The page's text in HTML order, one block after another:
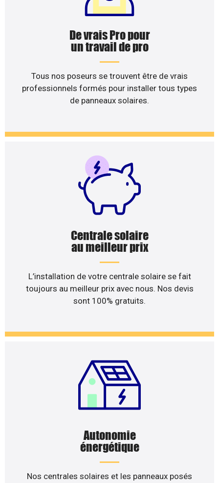
De vrais Pro pour
un travail de pro
Tous nos poseurs se trouvent être de vrais
professionnels formés pour installer tous types
de panneaux solaires.
Centrale solaire
au meilleur prix
L’installation de votre centrale solaire se fait
toujours au meilleur prix avec nous. Nos devis
sont 100% gratuits.
Autonomie
énergétique
Nos centrales solaires et les panneaux posés